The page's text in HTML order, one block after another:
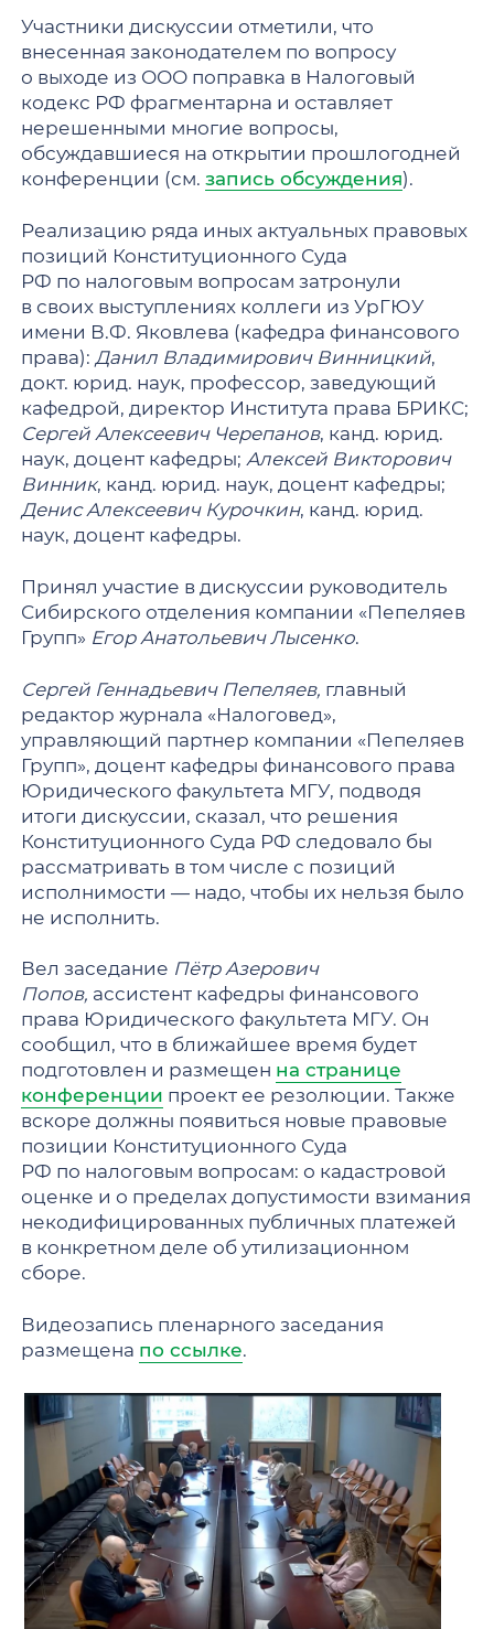
Участники дискуссии отметили, что
внесенная законодателем по вопросу
о выходе из ООО поправка в Налоговый
кодекс РФ фрагментарна и оставляет
нерешенными многие вопросы,
обсуждавшиеся на открытии прошлогодней
конференции (см.запись обсуждения).
Реализацию ряда иных актуальных правовых
позиций Конституционного Суда
РФ по налоговым вопросам затронули
в своих выступлениях коллеги из УрГЮУ
имени В.Ф. Яковлева (кафедра финансового
права): Данил Владимирович Винницкий,
докт. юрид. наук, профессор, заведующий
кафедрой, директор Института права БРИКС;
Сергей Алексеевич Черепанов, канд. юрид.
наук, доцент кафедры; Алексей Викторович
Винник, канд. юрид. наук, доцент кафедры;
Денис Алексеевич Курочкин, канд. юрид.
наук, доцент кафедры.
Принял участие в дискуссии руководитель
Сибирского отделения компании «Пепеляев
Групп» Егор Анатольевич Лысенко.
Сергей Геннадьевич Пепеляев, главный
редактор журнала «Налоговед»,
управляющий партнер компании «Пепеляев
Групп», доцент кафедры финансового права
Юридического факультета МГУ, подводя
итоги дискуссии, сказал, что решения
Конституционного Суда РФ следовало бы
рассматривать в том числе с позиций
исполнимости — надо, чтобы их нельзя было
не исполнить.
Вел заседание Пётр Азерович
Попов, ассистент кафедры финансового
права Юридического факультета МГУ. Он
сообщил, что в ближайшее время будет
подготовлен и размещен на странице
конференции проект ее резолюции. Также
вскоре должны появиться новые правовые
позиции Конституционного Суда
РФ по налоговым вопросам: о кадастровой
оценке и о пределах допустимости взимания
некодифицированных публичных платежей
в конкретном деле об утилизационном
сборе.
Видеозапись пленарного заседания
размещена по ссылке.